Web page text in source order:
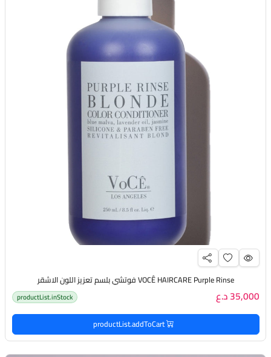
VOCÊ HAIRCARE Purple Rinse فوتشي بلسم تعزيز اللون الاشقر
35,000 د.ع productList.inStock
productList.addToCart